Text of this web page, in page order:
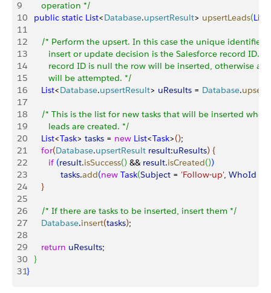
9
      operation */
10
   public
static List<Database.upsertResult> upsertLeads(List
11
12
/* Perform the upsert. In this case the unique identifier
13
insert or update decision is the Salesforce record ID.
14
record ID is null the row will be inserted, otherwise
15
         will be attempted. */
16
      List
<Database.upsertResult> uResults = Database.upsert
17
18
/* This is the list for new tasks that will be inserted
19
         leads are created. */
20
      List
<Task> tasks = new List<Task>();
21
      for
(Database.upsertResult result:uResults) {
22
         if
(result.isSuccess() && result.isCreated())
23
              tasks
.add(new Task(Subject = 'Follow-up', WhoId
24
}
25
26
      /* If there are tasks to be inserted, insert them */
27
      Database
.insert(tasks);
28
29
      return
uResults;
30
}
31}